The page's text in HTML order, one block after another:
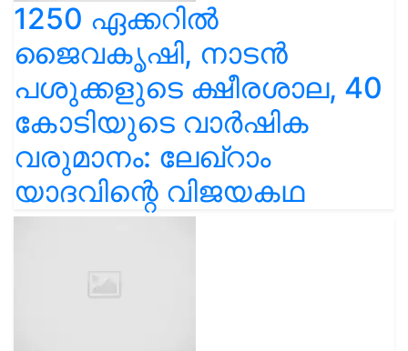
1250 ഏക്കറിൽ
ജൈവകൃഷി, നാടൻ
പശുക്കളുടെ ക്ഷീരശാല, 40
കോടിയുടെ വാർഷിക
വരുമാനം: ലേഖ്‌റാം
യാദവിന്റെ വിജയകഥ